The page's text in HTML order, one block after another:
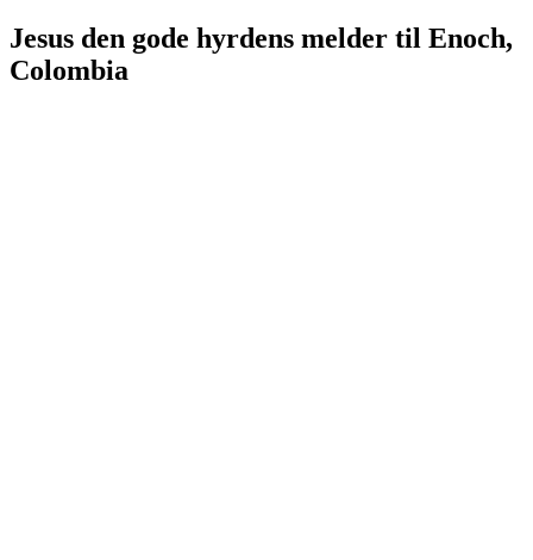
Jesus den gode hyrdens melder til Enoch,
Colombia